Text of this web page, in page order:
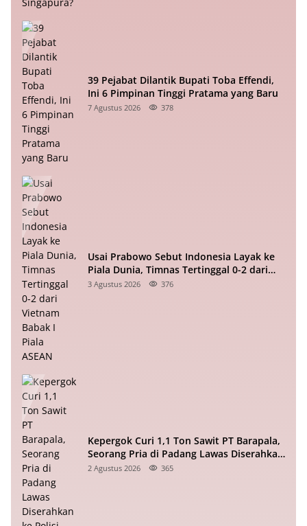
39 Pejabat Dilantik Bupati Toba Effendi,
Ini 6 Pimpinan Tinggi Pratama yang Baru
7 Agustus 2026 378
Usai Prabowo Sebut Indonesia Layak ke
Piala Dunia, Timnas Tertinggal 0-2 dari
Vietnam Babak I Piala ASEAN
3 Agustus 2026 376
Kepergok Curi 1,1 Ton Sawit PT Barapala,
Seorang Pria di Padang Lawas Diserahkan
ke Polisi
2 Agustus 2026 365